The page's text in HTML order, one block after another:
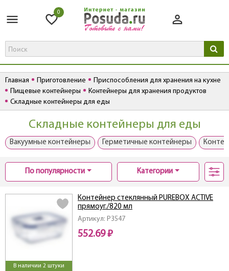
0
Главная Приготовление
Приспособления для хранения на кухне
Пищевые контейнеры
Контейнеры для хранения продуктов
Складные контейнеры для еды
Складные контейнеры для еды
Вакуумные контейнеры Герметичные контейнеры
По популярности Категории
В наличии 2 штуки
Артикул: P3547
Контейнер стеклянный PUREBOX ACTIVE
прямоуг./820 мл
552.69 ₽